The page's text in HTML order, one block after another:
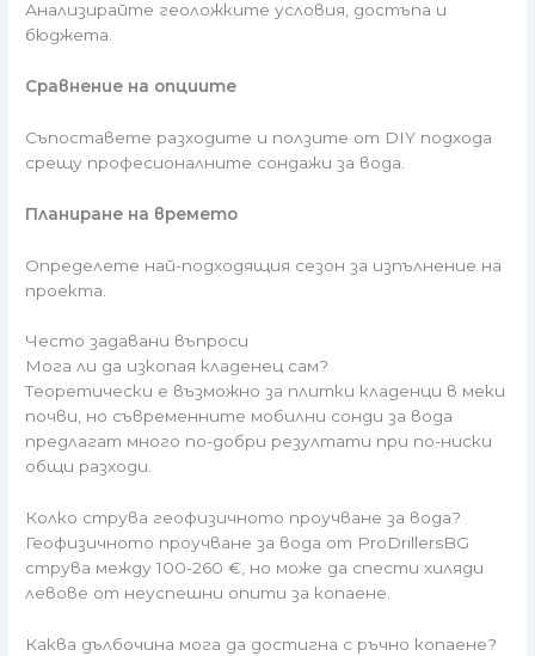
Анализирайте геоложките условия, достъпа и
бюджета.
Сравнение на опциите
Съпоставете разходите и ползите от DIY подхода
срещу професионалните сондажи за вода.
Планиране на времето
Определете най-подходящия сезон за изпълнение на
проекта.
Често задавани въпроси
Мога ли да изкопая кладенец сам?
Теоретически е възможно за плитки кладенци в меки
почви, но съвременните мобилни сонди за вода
предлагат много по-добри резултати при по-ниски
общи разходи.
Колко струва геофизичното проучване за вода?
Геофизичното проучване за вода от ProDrillersBG
струва между 100-260 €, но може да спести хиляди
левове от неуспешни опити за копаене.
Каква дълбочина мога да достигна с ръчно копаене?